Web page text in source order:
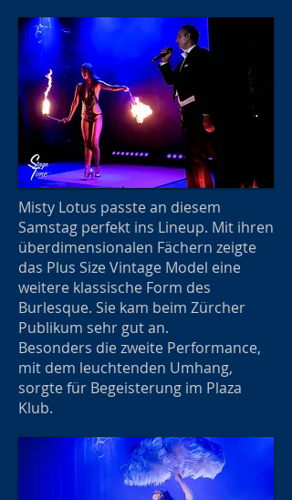
Misty Lotus passte an diesem
Samstag perfekt ins Lineup. Mit ihren
überdimensionalen Fächern zeigte
das Plus Size Vintage Model eine
weitere klassische Form des
Burlesque. Sie kam beim Zürcher
Publikum sehr gut an.
Besonders die zweite Performance,
mit dem leuchtenden Umhang,
sorgte für Begeisterung im Plaza
Klub.